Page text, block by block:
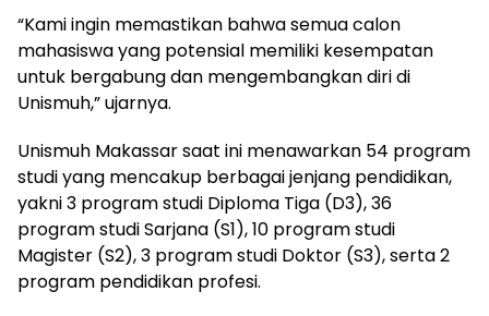
“Kami ingin memastikan bahwa semua calon
mahasiswa yang potensial memiliki kesempatan
untuk bergabung dan mengembangkan diri di
Unismuh,” ujarnya.
Unismuh Makassar saat ini menawarkan 54 program
studi yang mencakup berbagai jenjang pendidikan,
yakni 3 program studi Diploma Tiga (D3), 36
program studi Sarjana (S1), 10 program studi
Magister (S2), 3 program studi Doktor (S3), serta 2
program pendidikan profesi.